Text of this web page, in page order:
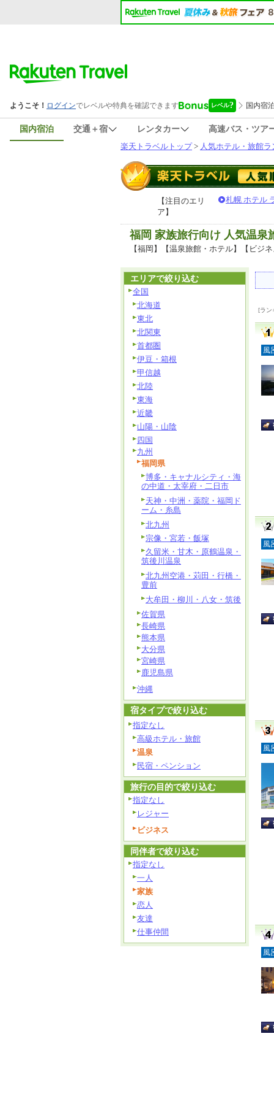
国内宿泊 交通＋宿 レンタカー
高速バス・ツア
楽天トラベルトップ> 人気ホテル・旅館ラ
【注目のエリ
ア】
札幌 ホテル
福岡 家族旅行向け 人気温泉
【福岡】【温泉旅館・ホテル】【ビジ
[ラン
風
風
風
風
エリアで絞り込む
全国
北海道
東北
北関東
首都圏
伊豆・箱根
甲信越
北陸
東海
近畿
山陽・山陰
四国
九州
福岡県
博多・キャナルシティ・海
の中道・太宰府・二日市
天神・中洲・薬院・福岡ド
ーム・糸島
北九州
宗像・宮若・飯塚
久留米・甘木・原鶴温泉・
筑後川温泉
北九州空港・苅田・行橋・
豊前
大牟田・柳川・八女・筑後
佐賀県
長崎県
熊本県
大分県
宮崎県
鹿児島県
沖縄
宿タイプで絞り込む
指定なし
高級ホテル・旅館
温泉
民宿・ペンション
旅行の目的で絞り込む
指定なし
レジャー
ビジネス
同伴者で絞り込む
指定なし
一人
家族
恋人
友達
仕事仲間